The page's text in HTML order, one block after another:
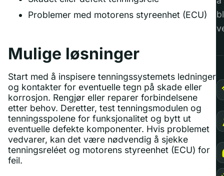
Problemer med motorens styreenhet (ECU)
Mulige løsninger
Start med å inspisere tenningssystemets ledninger
og kontakter for eventuelle tegn på skade eller
korrosjon. Rengjør eller reparer forbindelsene
etter behov. Deretter, test tenningsmodulen og
tenningsspolene for funksjonalitet og bytt ut
eventuelle defekte komponenter. Hvis problemet
vedvarer, kan det være nødvendig å sjekke
tenningsreléet og motorens styreenhet (ECU) for
feil.